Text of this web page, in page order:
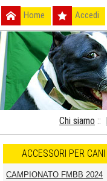
Home Accedi
Chi siamo ::
ACCESSORI PER CANI
CAMPIONATO FMBB 2024